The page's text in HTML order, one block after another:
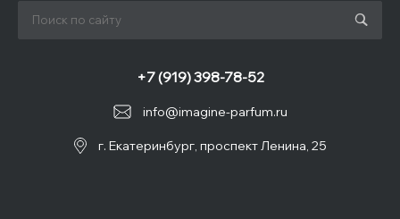
info@imagine-parfum.ru
+7 (919) 398-78-52
г. Екатеринбург, проспект Ленина, 25